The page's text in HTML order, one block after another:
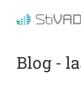
Blog -